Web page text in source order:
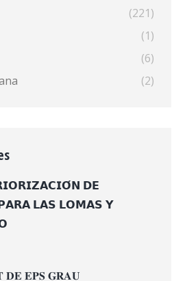
(221)
(1)
(6)
(2)
𝗗𝗘
𝗟𝗔𝗦 𝗟𝗢𝗠𝗔𝗦 𝗬
𝐃𝐄 𝐄𝐏𝐒 𝐆𝐑𝐀𝐔